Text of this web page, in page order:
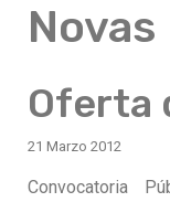
Novas
Oferta
21 Marzo 2012
Convocatoria